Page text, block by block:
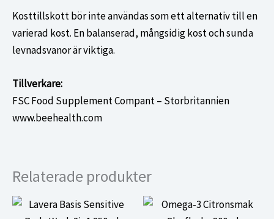
Kosttillskott bör inte användas som ett alternativ till en
varierad kost. En balanserad, mångsidig kost och sunda
levnadsvanor är viktiga.
Tillverkare:
FSC Food Supplement Compant – Storbritannien
www.beehealth.com
Relaterade produkter